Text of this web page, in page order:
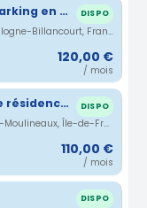
Boulogne-Billancourt Parking en plein centre de Boulogne rue de la saussière DISPO
Rue De La Saussière, 92100 Boulogne-Billancourt, France · 2.38 km
120,00 €
/ mois
Parking privée dans une résidence sécurisée à Issy-les-Moulineaux DISPO
182 Avenue de Verdun, Issy-les-Moulineaux, Île-de-France, France · 2.42 km
110,00 €
/ mois
DISPO